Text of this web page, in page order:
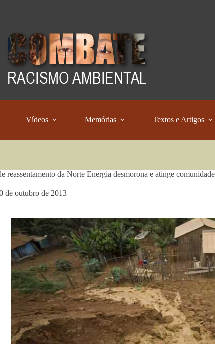
Vídeos Memórias Textos e Artigos
reassentamento da Norte Energia desmorona e atinge comunidade
de outubro de 2013